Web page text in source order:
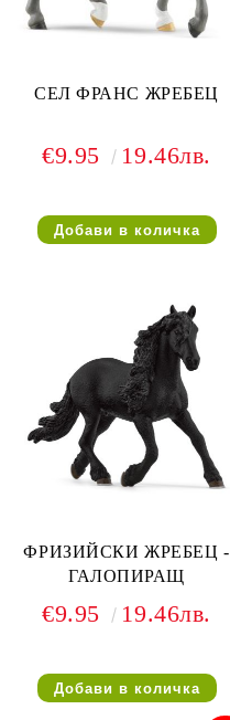
СЕЛ ФРАНС ЖРЕБЕЦ
€9.95 19.46лв.
ФРИЗИЙСКИ ЖРЕБЕЦ -
ГАЛОПИРАЩ
€9.95 19.46лв.